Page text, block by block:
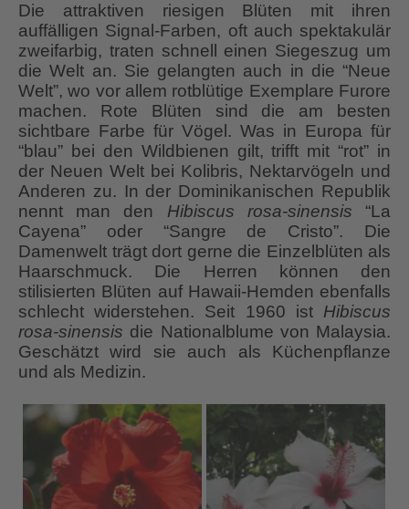
Die attraktiven riesigen Blüten mit ihren
auffälligen Signal-Farben, oft auch spektakulär
zweifarbig, traten schnell einen Siegeszug um
die Welt an. Sie gelangten auch in die “Neue
Welt”, wo vor allem rotblütige Exemplare Furore
machen. Rote Blüten sind die am besten
sichtbare Farbe für Vögel. Was in Europa für
“blau” bei den Wildbienen gilt, trifft mit “rot” in
der Neuen Welt bei Kolibris, Nektarvögeln und
Anderen zu. In der Dominikanischen Republik
nennt man den Hibiscus rosa-sinensis “La
Cayena” oder “Sangre de Cristo”. Die
Damenwelt trägt dort gerne die Einzelblüten als
Haarschmuck. Die Herren können den
stilisierten Blüten auf Hawaii-Hemden ebenfalls
schlecht widerstehen. Seit 1960 ist Hibiscus
rosa-sinensis die Nationalblume von Malaysia.
Geschätzt wird sie auch als Küchenpflanze
und als Medizin.